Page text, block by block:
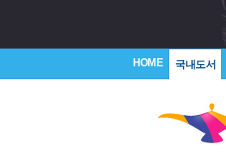
HOME 국내도서